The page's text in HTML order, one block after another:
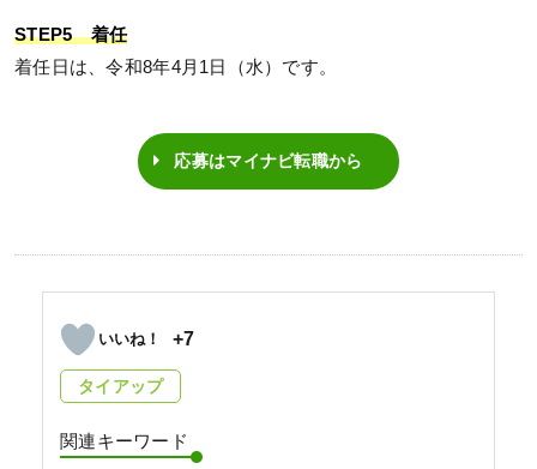
STEP5 着任
着任日は、令和8年4月1日（水）です。
応募はマイナビ転職から
+7
タイアップ
関連キーワード